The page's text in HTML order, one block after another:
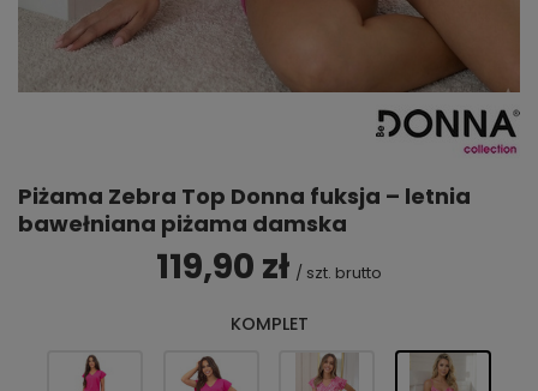
Piżama Zebra Top Donna fuksja – letnia
bawełniana piżama damska
119,90 zł / szt. brutto
KOMPLET